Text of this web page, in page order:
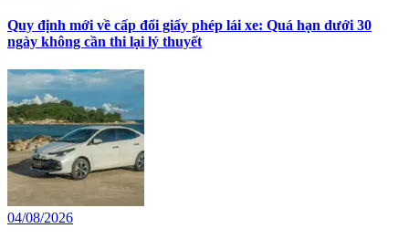
Quy định mới về cấp đổi giấy phép lái xe: Quá hạn dưới 30
ngày không cần thi lại lý thuyết
04/08/2026